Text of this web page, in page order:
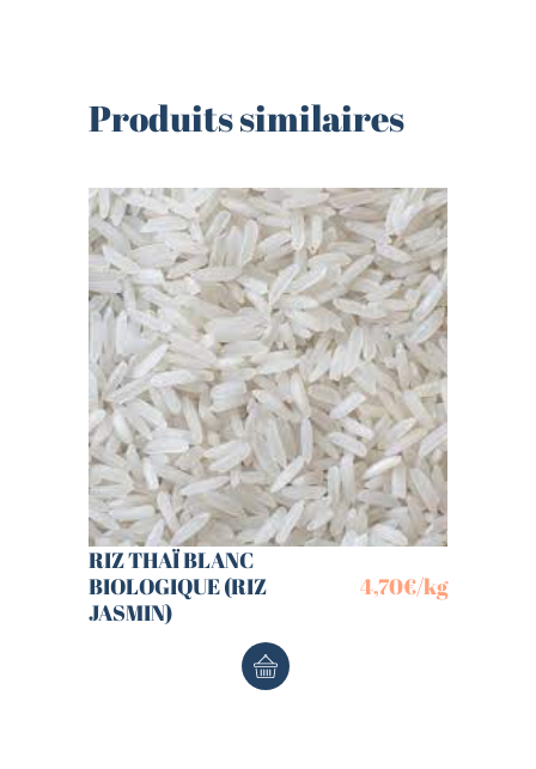
Produits similaires
RIZ THAÏ BLANC
BIOLOGIQUE (RIZ
JASMIN)
4,70€/kg